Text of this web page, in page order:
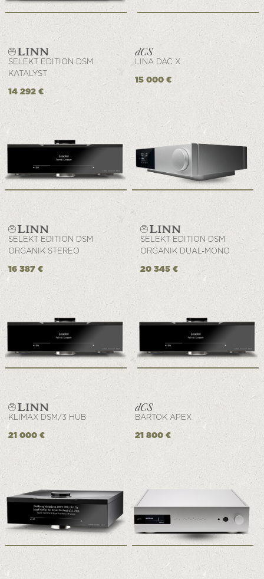
SELEKT EDITION DSM
KATALYST
14 292 €
LINA DAC X
15 000 €
SELEKT EDITION DSM
ORGANIK STEREO
16 387 €
SELEKT EDITION DSM
ORGANIK DUAL-MONO
20 345 €
KLIMAX DSM/3 HUB
21 000 €
BARTOK APEX
21 800 €